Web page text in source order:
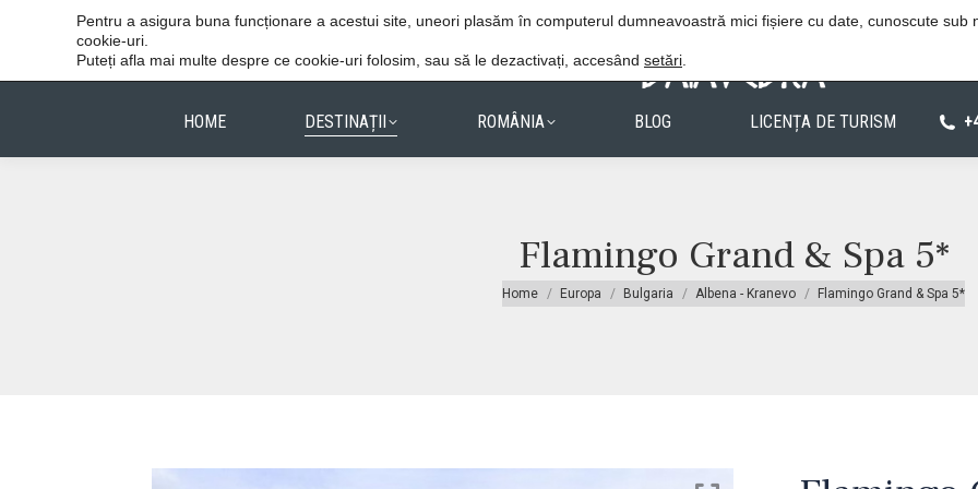
Vacanțele reușite stau în detalii. Procedura de rezervare Politica de
HOME DESTINAȚII ROMÂNIA BLOG LICENȚA DE TURISM
Flamingo Grand & Spa 5*
You are here:
Home Europa Bulgaria Albena - Kranevo Flamingo Grand & Spa 5*
Pentru a asigura buna funcționare a acestui site, uneori plasăm în computerul dumneavoastră mici fișiere cu date, cunoscute sub
cookie-uri.
Puteți afla mai multe despre ce cookie-uri folosim, sau să le dezactivați, accesând setări